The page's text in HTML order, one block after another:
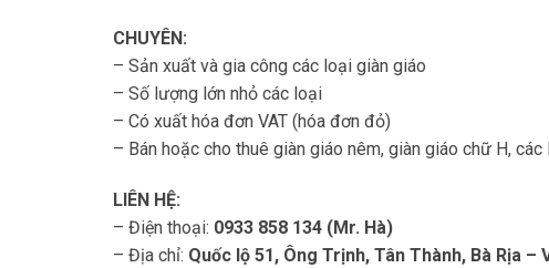
CHUYÊN:
– Sản xuất và gia công các loại giàn giáo
– Số lượng lớn nhỏ các loại
– Có xuất hóa đơn VAT (hóa đơn đỏ)
– Bán hoặc cho thuê giàn giáo nêm, giàn giáo chữ H,
LIÊN HỆ:
– Điện thoại: 0933 858 134 (Mr. Hà)
– Địa chỉ: Quốc lộ 51, Ông Trịnh, Tân Thành, Bà Rịa –